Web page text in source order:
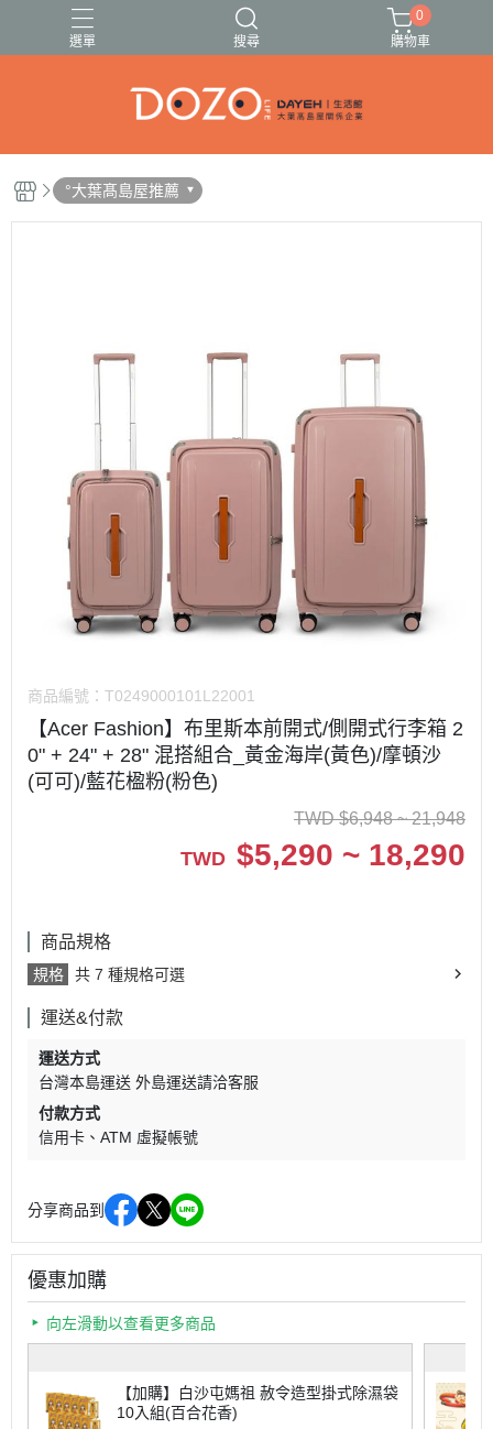
選單 搜尋
0
購物車
°大葉髙島屋推薦
商品編號： T0249000101L22001
【Acer Fashion】布里斯本前開式/側開式行李箱 2
0" + 24" + 28" 混搭組合_黃金海岸(黃色)/摩頓沙
(可可)/藍花楹粉(粉色)
TWD $6,948 ~ 21,948
TWD $5,290 ~ 18,290
商品規格
規格 共 7 種規格可選
運送&付款
運送方式
台灣本島運送 外島運送請洽客服
付款方式
信用卡
ATM 虛擬帳號
分享商品到
優惠加購
向左滑動以查看更多商品
【加購】白沙屯媽祖 赦令造型掛式除濕袋
10入組(百合花香)